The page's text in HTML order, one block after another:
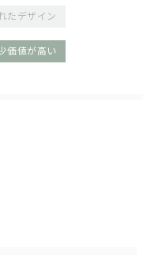
たデザイン
価値が高い